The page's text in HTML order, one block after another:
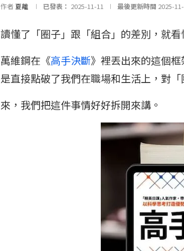
作者 夏離 已發表： 2025-11-11 最後更新時間 2025-
讀懂了「圈子」跟「組合」的差別，就看
萬維鋼在《高手決斷》裡丟出來的這個
是直接點破了我們在職場和生活上，對
來，我們把這件事情好好拆開來講。